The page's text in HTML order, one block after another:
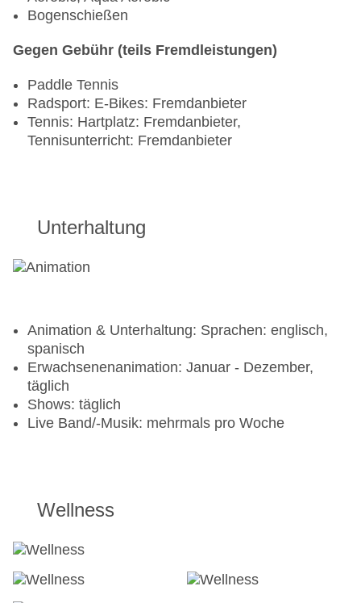
Bogenschießen
Gegen Gebühr (teils Fremdleistungen)
Paddle Tennis
Radsport: E-Bikes: Fremdanbieter
Tennis: Hartplatz: Fremdanbieter,
Tennisunterricht: Fremdanbieter
Unterhaltung
Animation & Unterhaltung: Sprachen: englisch,
spanisch
Erwachsenenanimation: Januar - Dezember,
täglich
Shows: täglich
Live Band/-Musik: mehrmals pro Woche
Wellness